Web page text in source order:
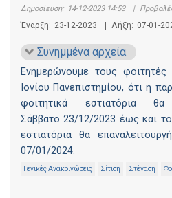
Δημοσίευση: 14-12-2023 14:53 |
Έναρξη: 23-12-2023 | Λήξη: 07-01-
Συνημμένα αρχεία
Ενημερώνουμε τους φοιτητές
Ιονίου Πανεπιστημίου, ότι η
φοιτητικά εστιατόρια
Σάββατο 23/12/2023 έως και
εστιατόρια θα
07/01/2024.
Γενικές Ανακοινώσεις Σίτιση Στέγαση